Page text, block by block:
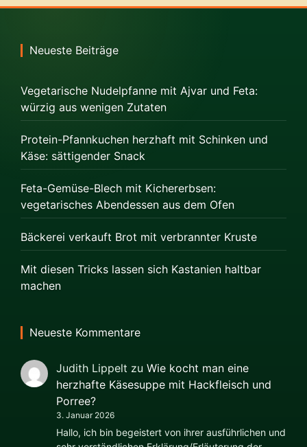
Neueste Beiträge
Vegetarische Nudelpfanne mit Ajvar und Feta:
würzig aus wenigen Zutaten
Protein-Pfannkuchen herzhaft mit Schinken und
Käse: sättigender Snack
Feta-Gemüse-Blech mit Kichererbsen:
vegetarisches Abendessen aus dem Ofen
Bäckerei verkauft Brot mit verbrannter Kruste
Mit diesen Tricks lassen sich Kastanien haltbar
machen
Neueste Kommentare
Judith Lippelt zu Wie kocht man eine
herzhafte Käsesuppe mit Hackfleisch und
Porree?
3. Januar 2026
Hallo, ich bin begeistert von ihrer ausführlichen und